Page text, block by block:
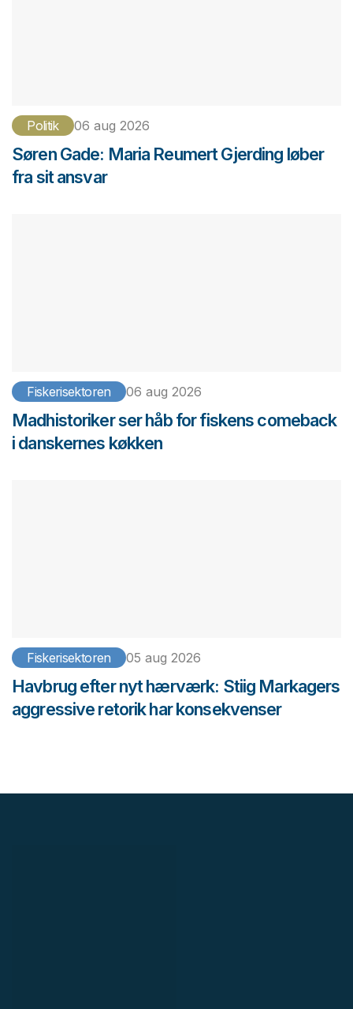
Politik 06 aug 2026
Søren Gade: Maria Reumert Gjerding løber
fra sit ansvar
Fiskerisektoren 06 aug 2026
Madhistoriker ser håb for fiskens comeback
i danskernes køkken
Fiskerisektoren 05 aug 2026
Havbrug efter nyt hærværk: Stiig Markagers
aggressive retorik har konsekvenser